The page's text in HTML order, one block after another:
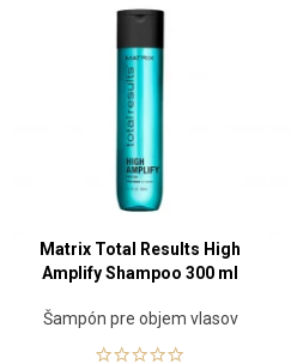
Matrix Total Results High
Amplify Shampoo 300 ml
Šampón pre objem vlasov